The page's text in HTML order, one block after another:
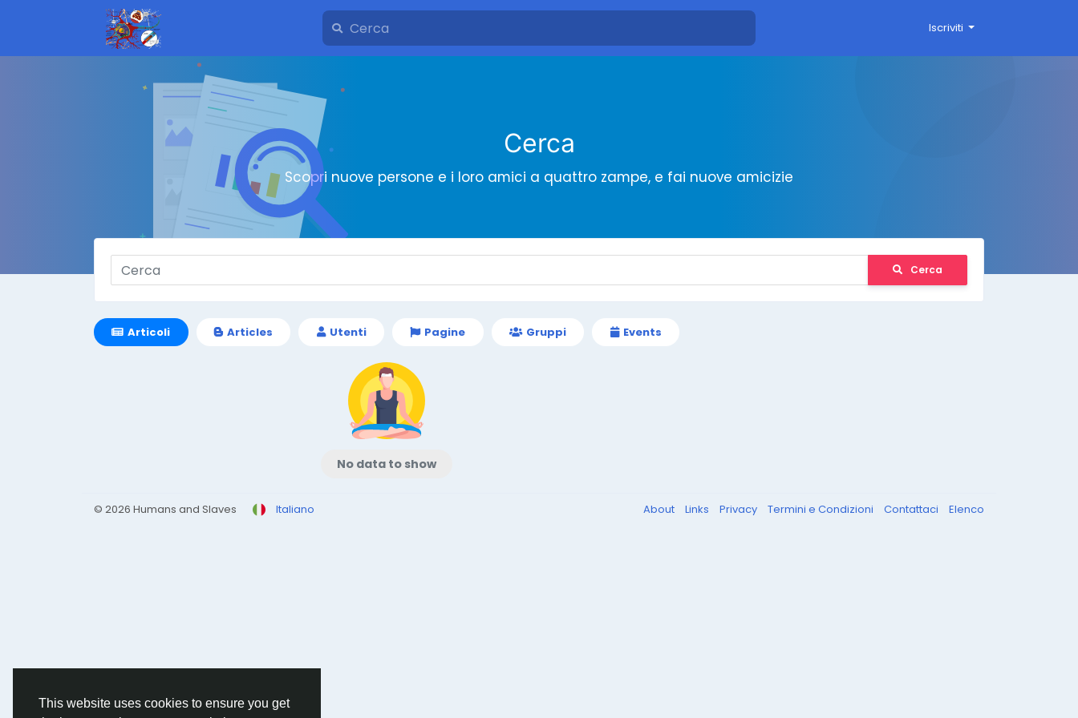
This website uses cookies to ensure you get
Iscriviti
Cerca
Scopri nuove persone e i loro amici a quattro zampe, e fai nuove amicizie
Cerca
Articoli Articles Utenti Pagine Gruppi Events
No data to show
© 2026 Humans and Slaves Italiano About Links Privacy Termini e Condizioni Contattaci Elenco